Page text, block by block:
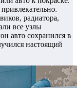
радиатора,
все узлы
авто сохранился в
настоящий